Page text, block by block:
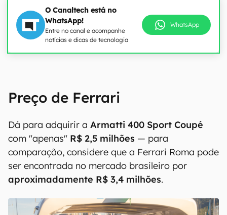
O Canaltech está no
WhatsApp!
Entre no canal e acompanhe
notícias e dicas de tecnologia
WhatsApp